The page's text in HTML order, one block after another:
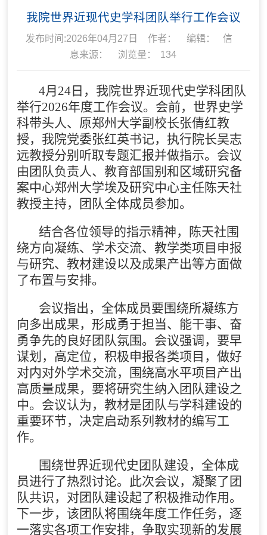
我院世界近现代史学科团队举行工作会议
发布时间:2026年04月27日 作者： 编辑：
信
息来源：
浏览量： 134
4月24日，我院世界近现代史学科团队
举行2026年度工作会议。会前，世界史学
科带头人、原郑州大学副校长张倩红教
授，我院党委张红英书记，执行院长吴志
远教授分别听取专题汇报并做指示。会议
由团队负责人、教育部国别和区域研究备
案中心郑州大学埃及研究中心主任陈天社
教授主持，团队全体成员参加。
结合各位领导的指示精神，陈天社围
绕方向凝练、学术交流、教学类项目申报
与研究、教材建设以及成果产出等方面做
了布置与安排。
会议指出，全体成员要围绕所凝练方
向多出成果，形成勇于担当、能干事、奋
勇争先的良好团队氛围。会议强调，要早
谋划，高定位，积极申报各类项目，做好
对内对外学术交流，围绕高水平项目产出
高质量成果，要将研究生纳入团队建设之
中。会议认为，教材是团队与学科建设的
重要环节，决定启动系列教材的编写工
作。
围绕世界近现代史团队建设，全体成
员进行了热烈讨论。此次会议，凝聚了团
队共识，对团队建设起了积极推动作用。
下一步，该团队将围绕年度工作任务，逐
一落实各项工作安排，争取实现新的发展